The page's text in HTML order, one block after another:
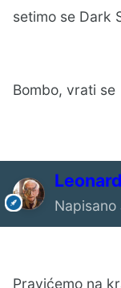
setimo se Dark
Bombo, vrati se
Napisano
Pravićemo na